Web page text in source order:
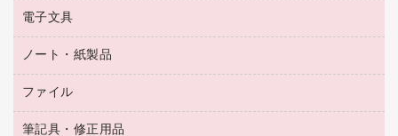
ハンドソープ・石鹸
トイレ用品
トイレ用洗剤
ティッシュペーパー
タイムレコーダー
シュレッダ
ＯＨＰ用品
乾電池・充電池
フィルム・カメラ用品
デスクライト
アルバム
掃除機・クリーナー
空調・季節家電
その他電化製品
キッチン・調理家電
ＯＡタップ／延長コード
電子文具
電卓
ラベルテープ
ノート・紙製品
封筒
ファイル
名刺整理用品
筆記具・修正用品